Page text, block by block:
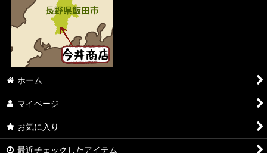
ホーム
マイページ
お気に入り
最近チェックしたアイテム